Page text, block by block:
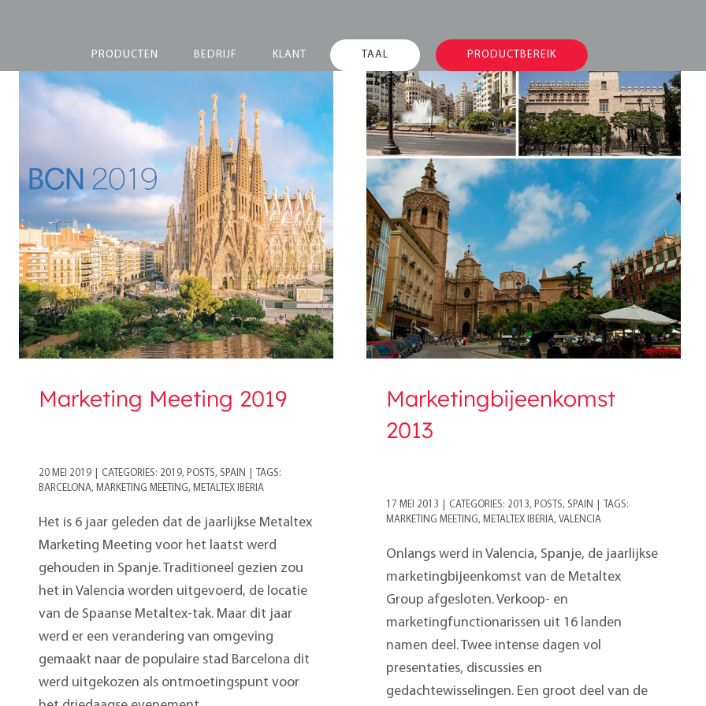
PRODUCTEN BEDRIJF KLANT TAAL PRODUCTBEREIK
Marketing Meeting
2019
Marketing Meeting 2019
20 MEI 2019 CATEGORIES: 2019, POSTS, SPAIN
TAGS:
BARCELONA, MARKETING MEETING, METALTEX IBERIA
Het is 6 jaar geleden dat de jaarlijkse Metaltex
Marketing Meeting voor het laatst werd
gehouden in Spanje. Traditioneel gezien zou
het in Valencia worden uitgevoerd, de locatie
van de Spaanse Metaltex-tak. Maar dit jaar
werd er een verandering van omgeving
gemaakt naar de populaire stad Barcelona dit
werd uitgekozen als ontmoetingspunt voor
Marketingbijeenkomst
2013
Marketingbijeenkomst
2013
17 MEI 2013 CATEGORIES: 2013, POSTS, SPAIN
TAGS:
MARKETING MEETING, METALTEX IBERIA, VALENCIA
Onlangs werd in Valencia, Spanje, de jaarlijkse
marketingbijeenkomst van de Metaltex
Group afgesloten. Verkoop- en
marketingfunctionarissen uit 16 landen
namen deel. Twee intense dagen vol
presentaties, discussies en
gedachtewisselingen. Een groot deel van de